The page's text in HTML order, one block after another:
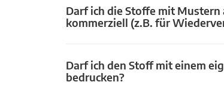
Darf ich die Stoffe mit Mustern
kommerziell (z.B. für
Darf ich den Stoff mit einem
bedrucken?